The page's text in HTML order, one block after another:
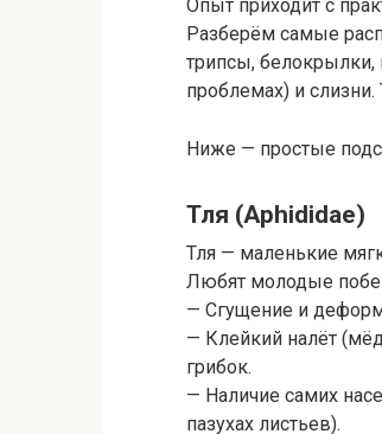
Опыт приходит с
Разберём самые
трипсы, белокрылки,
проблемах) и
Ниже — простые
Тля (Aphididae)
Тля — маленькие
Любят молодые
— Сгущение и
— Клейкий налёт
грибок.
— Наличие самих
пазухах листьев).